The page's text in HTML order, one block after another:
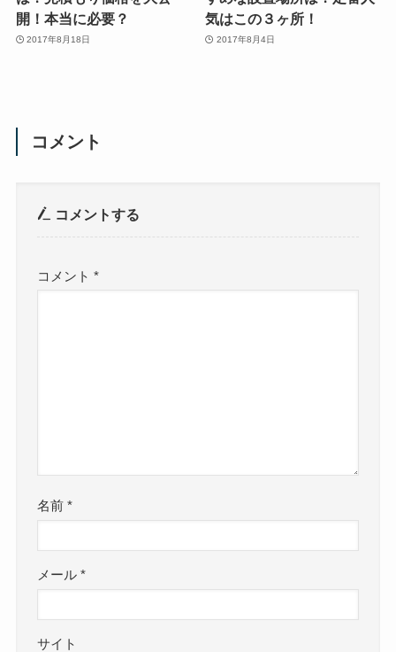
開！本当に必要？
2017年8月18日
気はこの３ヶ所！
2017年8月4日
コメント
コメントする
コメント*
名前*
メール*
サイト